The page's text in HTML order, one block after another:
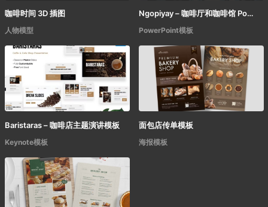
咖啡时间 3D 插图
人物模型
Ngopiyay – 咖啡厅和咖啡馆 Powerpoint 模板
PowerPoint模板
Baristaras – 咖啡店主题演讲模板
Keynote模板
面包店传单模板
海报模板